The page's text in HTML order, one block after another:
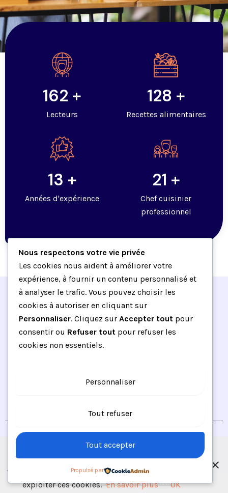
218 +
Lecteurs
173 +
Recettes alimentaires
18 +
Années d'expérience
28 +
Chef cuisinier
professionnel
Adoptez une cuisine bio, végan et éthique
o
f
r
r
a
m
Y
t
u
e
A proposContact
Mentions légales–Proposer un article
Nous respectons votre vie privée
Les cookies nous aident à améliorer votre
expérience, à fournir un contenu personnalisé et
à analyser le trafic. Vous pouvez choisir les
cookies à autoriser en cliquant sur
Personnaliser. Cliquez sur Accepter tout pour
consentir ou Refuser tout pour refuser les
cookies non essentiels.
Personnaliser
Tout refuser
Tout accepter
Propulsé par
Les cookies nous permettent de vous proposer nos
services plus facilement. En utilisant nos services,
vous nous donnez expressément votre accord pour
exploiter ces cookies. En savoir plus OK